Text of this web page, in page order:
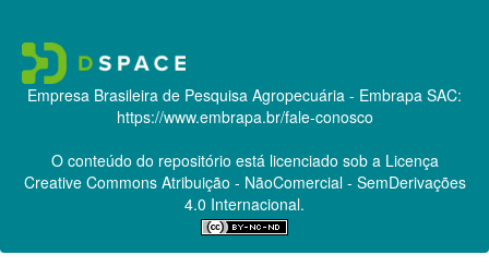
Empresa Brasileira de Pesquisa Agropecuária - Embrapa SAC:
https://www.embrapa.br/fale-conosco
O conteúdo do repositório está licenciado sob a Licença
Creative CommonsAtribuição - NãoComercial - SemDerivações
4.0 Internacional.